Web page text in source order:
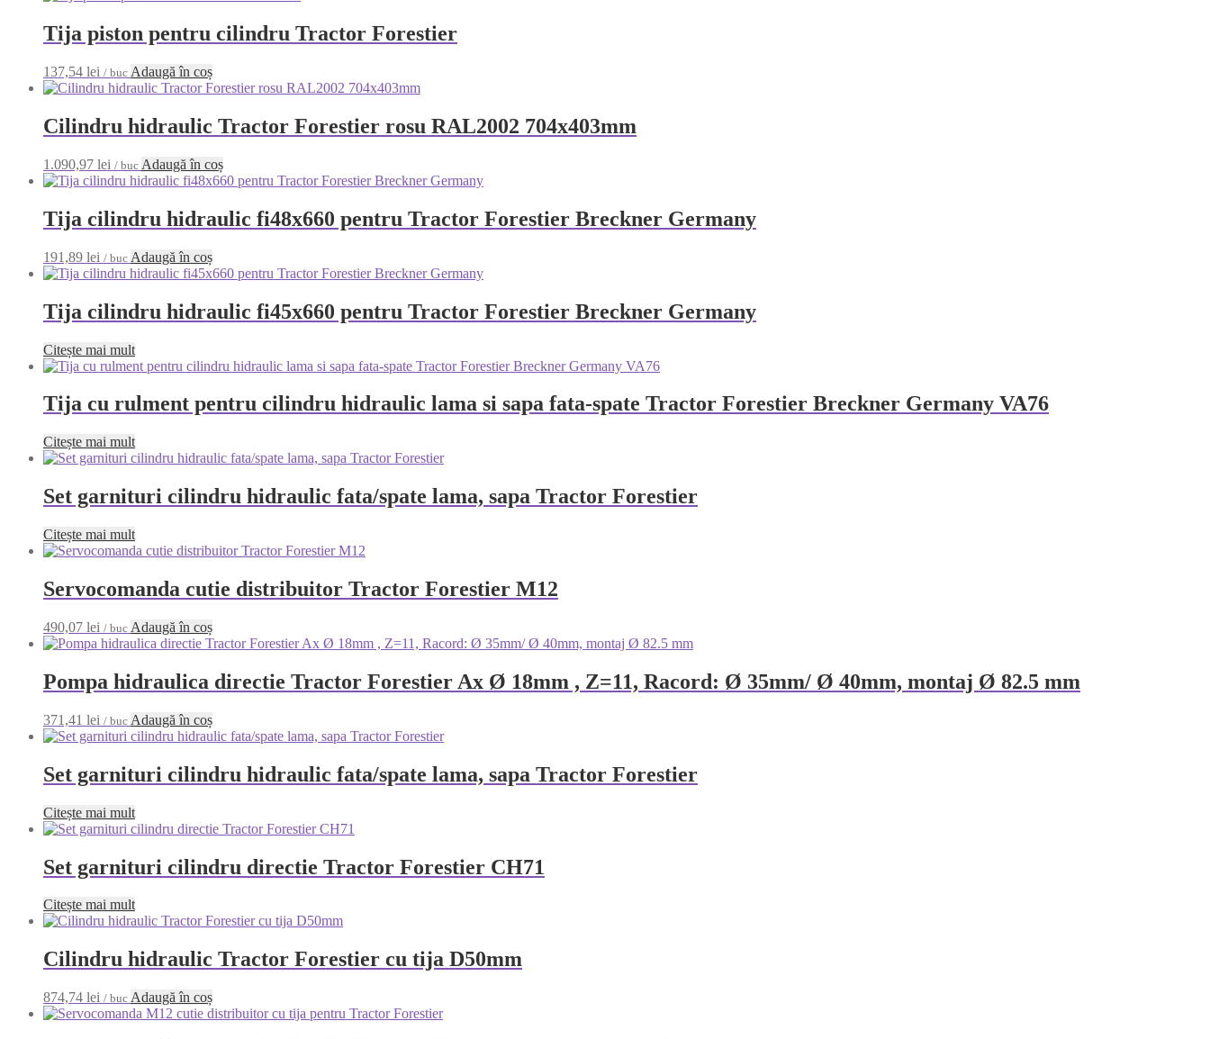
Tija piston pentru cilindru Tractor Forestier
137,54 lei / buc Adaugă în coș
Cilindru hidraulic Tractor Forestier rosu RAL2002 704x403mm
1.090,97 lei / buc Adaugă în coș
Tija cilindru hidraulic fi48x660 pentru Tractor Forestier Breckner Germany
191,89 lei / buc Adaugă în coș
Tija cilindru hidraulic fi45x660 pentru Tractor Forestier Breckner Germany
Citește mai mult
Tija cu rulment pentru cilindru hidraulic lama si sapa fata-spate Tractor Forestier Breckner Germany VA76
Citește mai mult
Set garnituri cilindru hidraulic fata/spate lama, sapa Tractor Forestier
Citește mai mult
Servocomanda cutie distribuitor Tractor Forestier M12
490,07 lei / buc Adaugă în coș
Pompa hidraulica directie Tractor Forestier Ax Ø 18mm , Z=11, Racord: Ø 35mm/ Ø 40mm, montaj Ø 82.5 mm
371,41 lei / buc Adaugă în coș
Set garnituri cilindru hidraulic fata/spate lama, sapa Tractor Forestier
Citește mai mult
Set garnituri cilindru directie Tractor Forestier CH71
Citește mai mult
Cilindru hidraulic Tractor Forestier cu tija D50mm
874,74 lei / buc Adaugă în coș